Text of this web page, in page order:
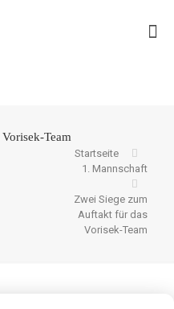
Team
Startseite
1. Mannschaft
Zwei Siege zum
Auftakt für das
Vorisek-Team